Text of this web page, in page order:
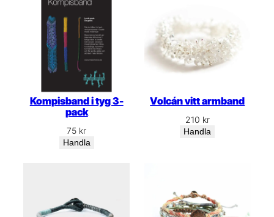
Kompisband i tyg 3-
pack
75 kr
Handla
Volcán vitt armband
210 kr
Handla